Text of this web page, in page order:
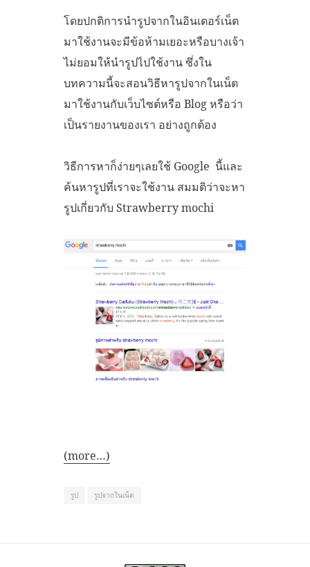
โดยปกติการนำรูปจากในอินเตอร์เน็ต
มาใช้งานจะมีข้อห้ามเยอะหรือบางเจ้า
ไม่ยอมให้นำรูปไปใช้งาน ซึ่งใน
บทความนี้จะสอนวิธีหารูปจากในเน็ต
มาใช้งานกับเว็บไซต์หรือ Blog หรือว่า
เป็นรายงานของเรา อย่างถูกต้อง
วิธีการหาก็ง่ายๆเลยใช้ Google นี้และ
ค้นหารูปที่เราจะใช้งาน สมมติว่าจะหา
รูปเกี่ยวกับ Strawberry mochi
(more…)
รูป รูปจากในเน็ต